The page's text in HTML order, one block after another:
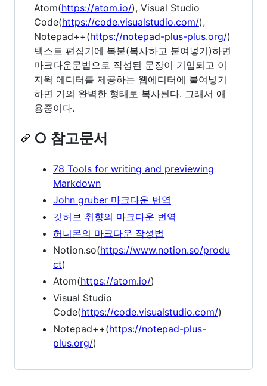
Atom(https://atom.io/), Visual Studio
Code(https://code.visualstudio.com/),
Notepad++(https://notepad-plus-plus.org/)
텍스트 편집기에 복붙(복사하고 붙여넣기)하면
마크다운문법으로 작성된 문장이 기입되고 이
지윅 에디터를 제공하는 웹에디터에 붙여넣기
하면 거의 완벽한 형태로 복사된다. 그래서 애
용중이다.
○ 참고문서
78 Tools for writing and previewing
Markdown
John gruber 마크다운 번역
깃허브 취향의 마크다운 번역
허니몬의 마크다운 작성법
Notion.so(https://www.notion.so/produ
ct)
Atom(https://atom.io/)
Visual Studio
Code(https://code.visualstudio.com/)
Notepad++(https://notepad-plus-
plus.org/)